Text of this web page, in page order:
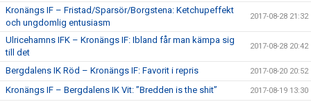
Kronängs IF – Fristad/Sparsör/Borgstena: Ketchupeffekt
och ungdomlig entusiasm
2017-08-28 21:32
Ulricehamns IFK – Kronängs IF: Ibland får man kämpa sig
till det
2017-08-28 20:42
Bergdalens IK Röd – Kronängs IF: Favorit i repris 2017-08-20 20:52
Kronängs IF – Bergdalens IK Vit: ”Bredden is the shit” 2017-08-19 13:30